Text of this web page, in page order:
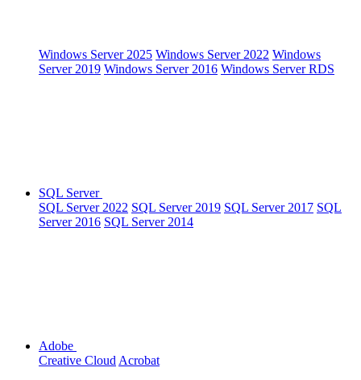
Windows Server 2025 Windows Server 2022 Windows
Server 2019 Windows Server 2016 Windows Server RDS
SQL Server
SQL Server 2022 SQL Server 2019 SQL Server 2017 SQL
Server 2016 SQL Server 2014
Adobe
Creative Cloud Acrobat